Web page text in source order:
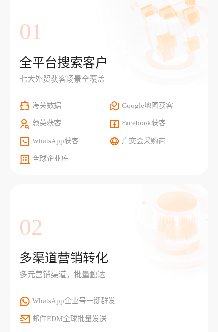
01
全平台搜索客户
七大外贸获客场景全覆盖
海关数据 Google地图获客
领英获客 Facebook获客
WhatsApp获客 广交会采购商
全球企业库
02
多渠道营销转化
多元营销渠道，批量触达
WhatsApp企业号一键群发
邮件EDM全球批量发送